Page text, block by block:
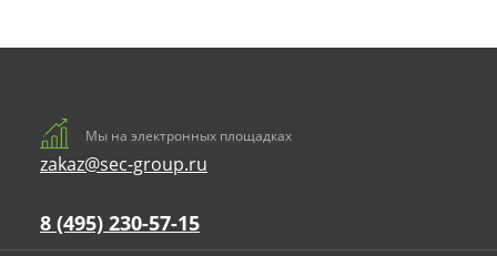
Мы на электронных площадках
zakaz@sec-group.ru
8 (495) 230-57-15